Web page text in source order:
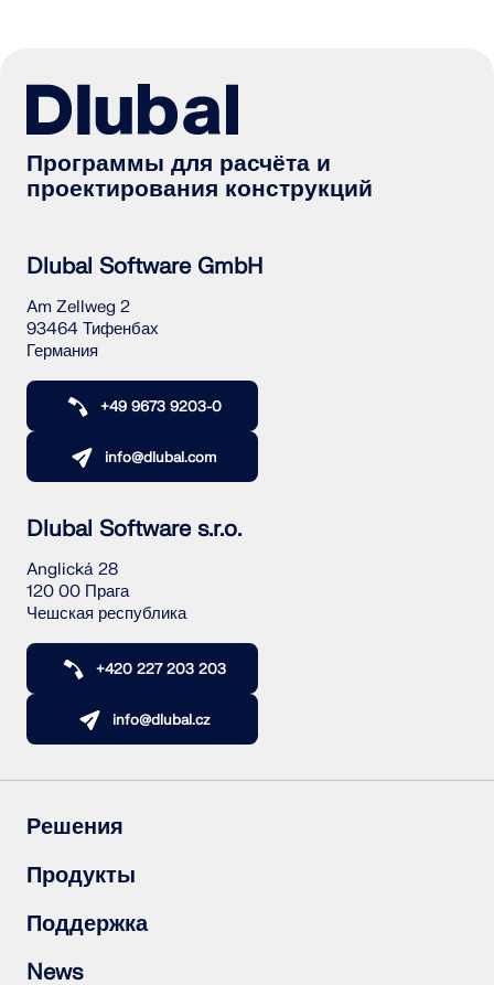
Программы для расчёта и
проектирования конструкций
Dlubal Software GmbH
Am Zellweg 2
93464 Тифенбах
Германия
+49 9673 9203-0
info@dlubal.com
Dlubal Software s.r.o.
Anglická 28
120 00 Прага
Чешская республика
+420 227 203 203
info@dlubal.cz
Решения
Железобетонные конструкции
Стальные конструкции
Стальные соединения
Продукты
RFEM 6
RSTAB 9
RSECTION 1
RWIND 3
Поддержка
Часто задаваемые вопросы (FAQ)
News